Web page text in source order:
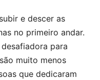
e descer as
no primeiro andar.
para
muito menos
que dedicaram